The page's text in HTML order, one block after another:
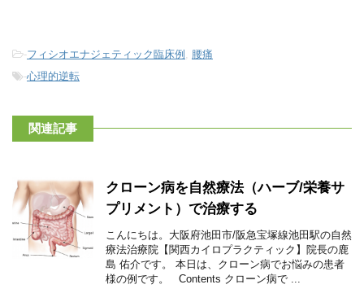
-フィシオエナジェティック臨床例 , 腰痛
-心理的逆転
関連記事
クローン病を自然療法（ハーブ/栄養サ
プリメント）で治療する
こんにちは。大阪府池田市/阪急宝塚線池田駅の自然
療法治療院【関西カイロプラクティック】院長の鹿
島 佑介です。 本日は、クローン病でお悩みの患者
様の例です。 Contents クローン病で ...